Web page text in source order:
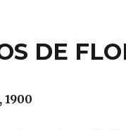
DE
1900